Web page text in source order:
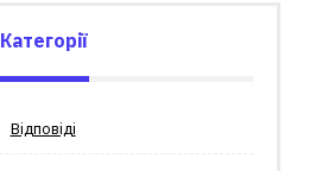
Категорії
Відповіді